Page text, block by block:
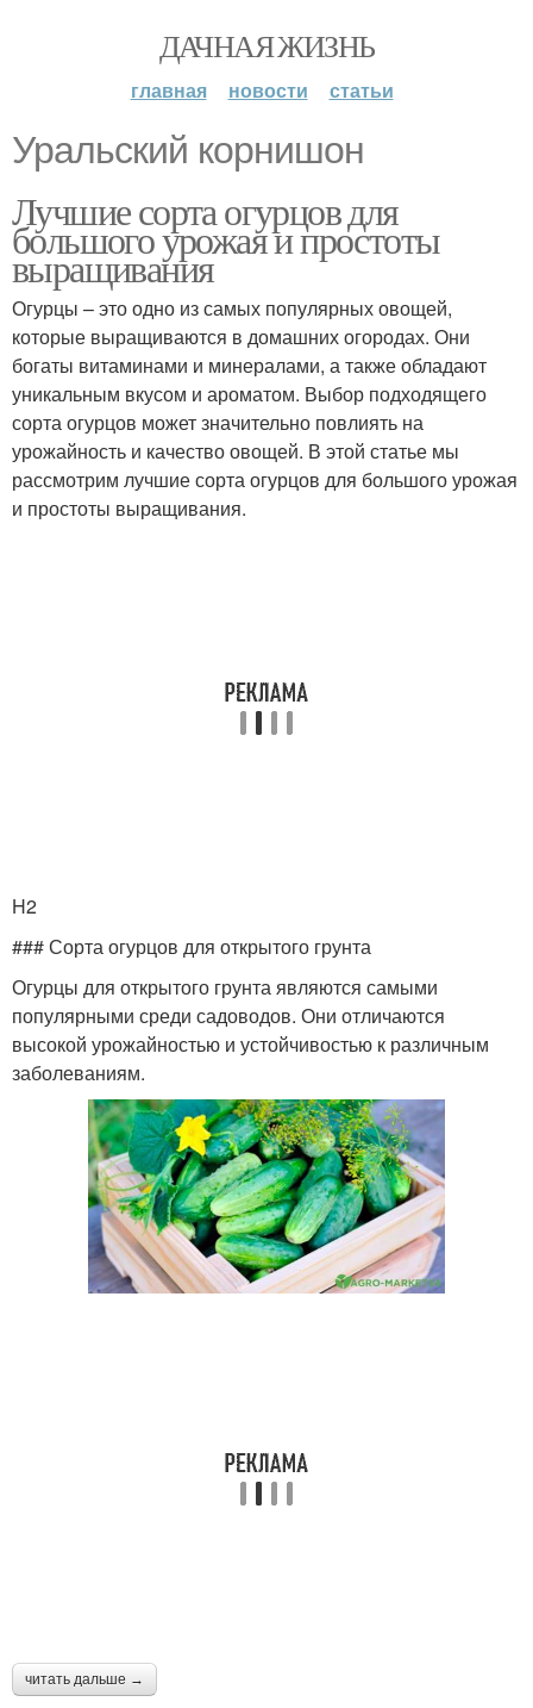
ДАЧНАЯ ЖИЗНЬ
главная новости статьи
Уральский корнишон
Лучшие сорта огурцов для
большого урожая и простоты
выращивания
Огурцы – это одно из самых популярных овощей,
которые выращиваются в домашних огородах. Они
богаты витаминами и минералами, а также обладают
уникальным вкусом и ароматом. Выбор подходящего
сорта огурцов может значительно повлиять на
урожайность и качество овощей. В этой статье мы
рассмотрим лучшие сорта огурцов для большого урожая
и простоты выращивания.
H2
### Сорта огурцов для открытого грунта
Огурцы для открытого грунта являются самыми
популярными среди садоводов. Они отличаются
высокой урожайностью и устойчивостью к различным
заболеваниям.
читать дальше →